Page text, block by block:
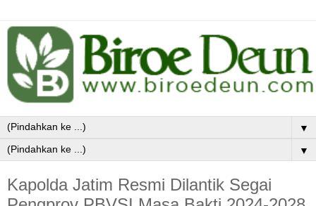
▼
▼
Kapolda Jatim Resmi Dilantik Segai